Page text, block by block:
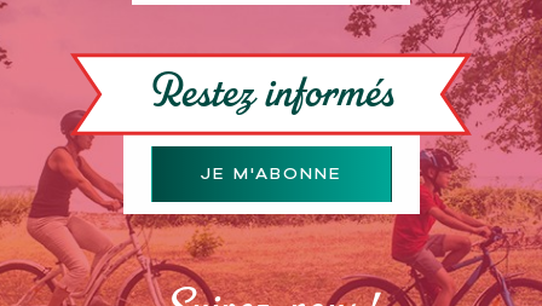
Restez informés
JE M'ABONNE